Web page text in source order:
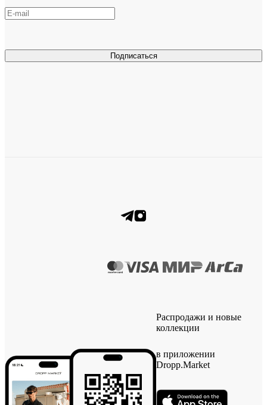
Подписаться
Распродажи и новые
коллекции
в приложении
Dropp.Market